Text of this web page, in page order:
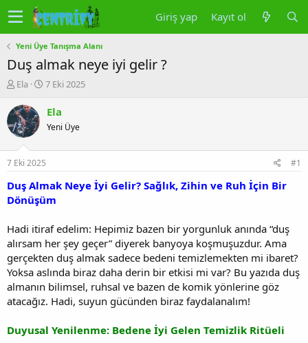
Giriş yap Kayıt ol
Yeni Üye Tanışma Alanı
Duş almak neye iyi gelir ?
K
n
u
y
b
a
ş
l
a
a
n
Ela
B
ş
a
g
ç
a
i
h
i
7 Eki 2025
Ela
Yeni Üye
7 Eki 2025 #1
Duş Almak Neye İyi Gelir? Sağlık, Zihin ve Ruh İçin Bir
Dönüşüm
Hadi itiraf edelim: Hepimiz bazen bir yorgunluk anında “duş
alırsam her şey geçer” diyerek banyoya koşmuşuzdur. Ama
gerçekten duş almak sadece bedeni temizlemekten mi ibaret?
Yoksa aslında biraz daha derin bir etkisi mi var? Bu yazıda duş
almanın bilimsel, ruhsal ve bazen de komik yönlerine göz
atacağız. Hadi, suyun gücünden biraz faydalanalım!
Duyusal Yenilenme: Bedene İyi Gelen Temizlik Ritüeli